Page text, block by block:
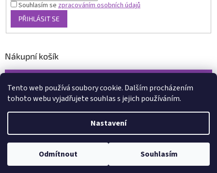
Tento web používá soubory cookie. Dalším procházením
tohoto webu vyjadřujete souhlas s jejich používáním.
Nastavení
Odmítnout Souhlasím
Souhlasím sezpracováním osobních údajů
PŘIHLÁSIT SE
Nákupní košík
Vytvořil Shoptet
Copyright 2026www.xcena.cz. Všechna práva vyhrazena.Upravit